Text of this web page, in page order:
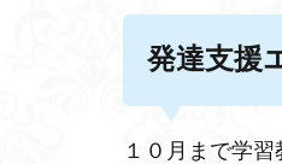
発達支援
１０月まで学